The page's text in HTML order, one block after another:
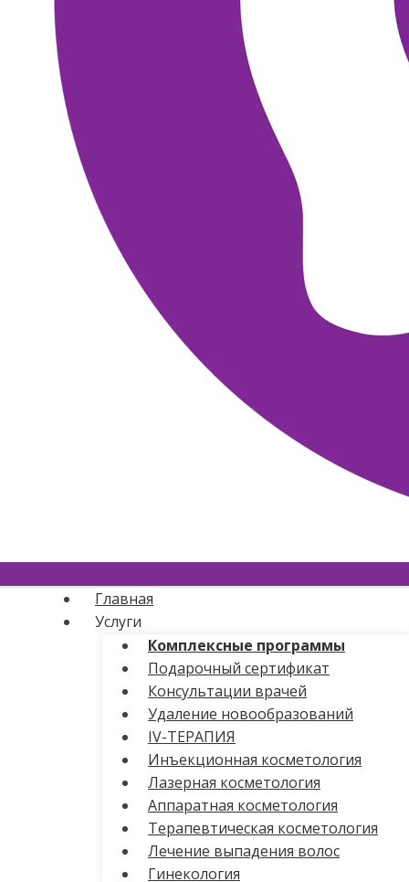
Главная
Услуги
Комплексные программы
Подарочный сертификат
Консультации врачей
Удаление новообразований
IV-ТЕРАПИЯ
Инъекционная косметология
Лазерная косметология
Аппаратная косметология
Терапевтическая косметология
Лечение выпадения волос
Гинекология